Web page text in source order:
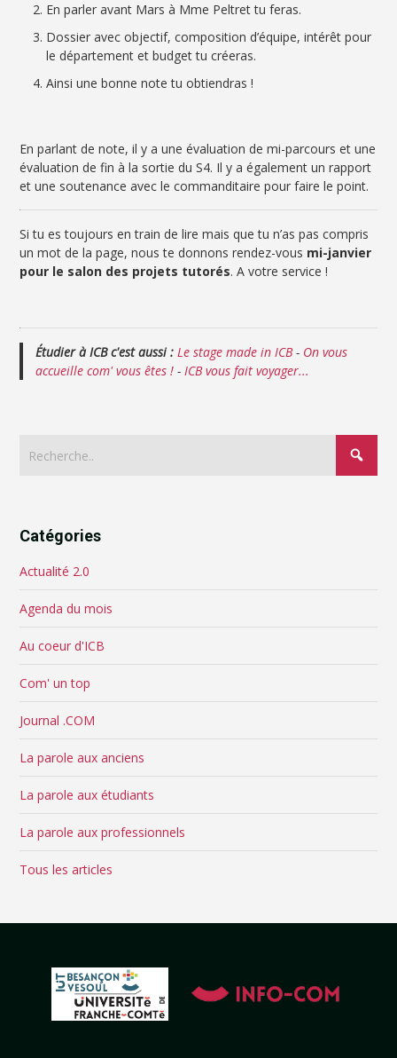
En parler avant Mars à Mme Peltret tu feras.
Dossier avec objectif, composition d’équipe, intérêt pour
le département et budget tu créeras.
Ainsi une bonne note tu obtiendras !
En parlant de note, il y a une évaluation de mi-parcours et une
évaluation de fin à la sortie du S4. Il y a également un rapport
et une soutenance avec le commanditaire pour faire le point.
Si tu es toujours en train de lire mais que tu n’as pas compris
un mot de la page, nous te donnons rendez-vous mi-janvier
pour le salon des projets tutorés. A votre service !
Étudier à ICB c'est aussi : Le stage made in ICB- On vous
accueille com' vous êtes ! -ICB vous fait voyager...
Catégories
Actualité 2.0
Agenda du mois
Au coeur d'ICB
Com' un top
Journal .COM
La parole aux anciens
La parole aux étudiants
La parole aux professionnels
Tous les articles